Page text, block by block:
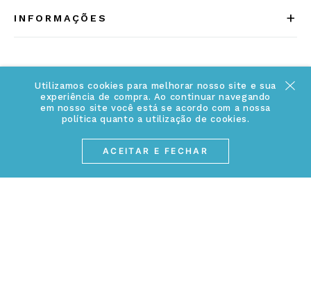
Utilizamos cookies para melhorar nosso site e sua
experiência de compra. Ao continuar navegando
em nosso site você está se acordo com a nossa
política quanto a utilização de cookies.
ACEITAR E FECHAR
Conheça a linha MVNDOS
INFORMAÇÕES +
Política de Privacidade
Certificado de Garantia
ATENDIMENTO
(17) 3234-2299
contato.mvndos@webjoias.com.br
Horário de atendimento: De segunda à sexta-feira das